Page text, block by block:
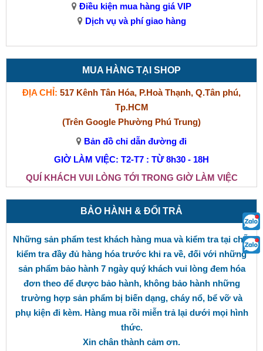
Điều kiện mua hàng giá VIP
Dịch vụ và phí giao hàng
MUA HÀNG TẠI SHOP
ĐỊA CHỈ: 517 Kênh Tân Hóa, P.Hoà Thạnh, Q.Tân phú,
Tp.HCM
(Trên Google Phường Phú Trung)
Bản đồ chỉ dẫn đường đi
GIỜ LÀM VIỆC: T2-T7 : TỪ 8h30 - 18H
QUÍ KHÁCH VUI LÒNG TỚI TRONG GIỜ LÀM VIỆC
BẢO HÀNH & ĐỔI TRẢ
Những sản phẩm test khách hàng mua và kiểm tra tại chỗ,
kiểm tra đầy đủ hàng hóa trước khi ra về, đối với những
sản phẩm bảo hành 7 ngày quý khách vui lòng đem hóa
đơn theo để được bảo hành, không bảo hành những
trường hợp sản phẩm bị biến dạng, cháy nổ, bể vỡ và
phụ kiện đi kèm. Hàng mua rồi miễn trả lại dưới mọi hình
thức.
Xin chân thành cảm ơn.